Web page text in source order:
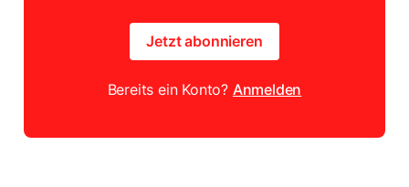
Jetzt abonnieren
Bereits ein Konto? Anmelden